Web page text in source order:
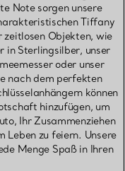
Note sorgen unsere
Tiffany
Objekten, wie
in Sterlingsilber, unser
oder unser
nach dem perfekten
können
hinzufügen, um
Ihr Zusammenziehen
Leben zu feiern. Unsere
Menge Spaß in Ihren